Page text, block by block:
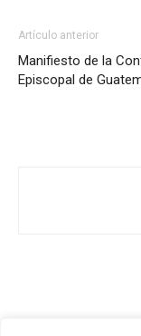
Artículo anterior
Manifiesto de la
Episcopal de